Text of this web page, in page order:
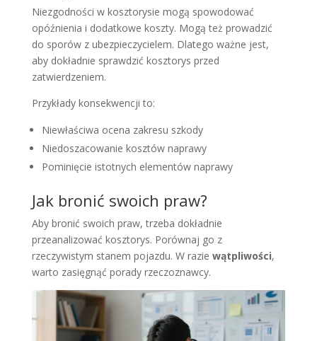
Niezgodności w kosztorysie mogą spowodować
opóźnienia i dodatkowe koszty. Mogą też prowadzić
do sporów z ubezpieczycielem. Dlatego ważne jest,
aby dokładnie sprawdzić kosztorys przed
zatwierdzeniem.
Przykłady konsekwencji to:
Niewłaściwa ocena zakresu szkody
Niedoszacowanie kosztów naprawy
Pominięcie istotnych elementów naprawy
Jak bronić swoich praw?
Aby bronić swoich praw, trzeba dokładnie
przeanalizować kosztorys. Porównaj go z
rzeczywistym stanem pojazdu. W razie wątpliwości,
warto zasięgnąć porady rzeczoznawcy.